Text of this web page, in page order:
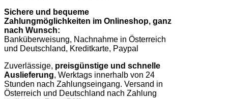
Sichere und bequeme
Zahlungmöglichkeiten im Onlineshop, ganz
nach Wunsch:
Banküberweisung, Nachnahme in Österreich
und Deutschland, Kreditkarte, Paypal
Zuverlässige, preisgünstige und schnelle
Auslieferung, Werktags innerhalb von 24
Stunden nach Zahlungseingang. Versand in
Österreich und Deutschland nach Zahlung